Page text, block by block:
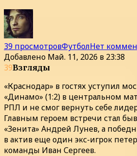
39 просмотровФутболНет
Добавлено Май. 11, 2026 в 23:38
39Взгляды
«Краснодар» в гостях уступил
«Динамо» (1:2) в центральном
РПЛ и не смог вернуть себе
Главным героем встречи стал
«Зенита» Андрей Лунев, а
в актив еще один экс-игрок
команды Иван Сергеев.